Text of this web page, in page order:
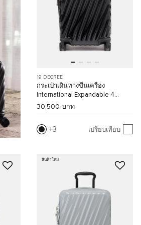
19 DEGREE
กระเป๋าเดินทางขึ้นเครื่อง
International Expandable 4
Wheeled Carry-On
30,500 บาท
3 เปรียบเทียบ
สินค้าใหม่